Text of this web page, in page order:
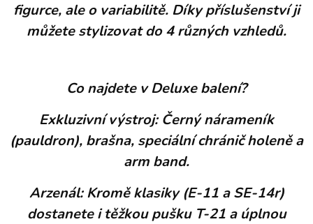
figurce, ale o variabilitě. Díky příslušenství ji
můžete stylizovat do 4 různých vzhledů.
Co najdete v Deluxe balení?
Exkluzivní výstroj: Černý nárameník
(pauldron), brašna, speciální chránič holeně a
arm band.
Arzenál: Kromě klasiky (E-11 a SE-14r)
dostanete i těžkou pušku T-21 a úplnou